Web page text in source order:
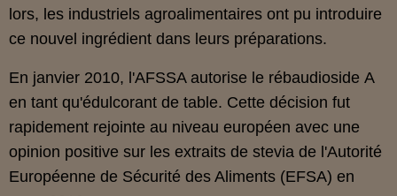
lors, les industriels agroalimentaires ont pu introduire
ce nouvel ingrédient dans leurs préparations.
En janvier 2010, l'AFSSA autorise le rébaudioside A
en tant qu'édulcorant de table. Cette décision fut
rapidement rejointe au niveau européen avec une
opinion positive sur les extraits de stevia de l'Autorité
Européenne de Sécurité des Aliments (EFSA) en